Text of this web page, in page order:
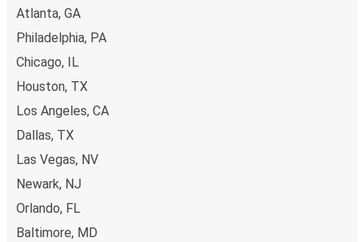
Atlanta, GA
Philadelphia, PA
Chicago, IL
Houston, TX
Los Angeles, CA
Dallas, TX
Las Vegas, NV
Newark, NJ
Orlando, FL
Baltimore, MD